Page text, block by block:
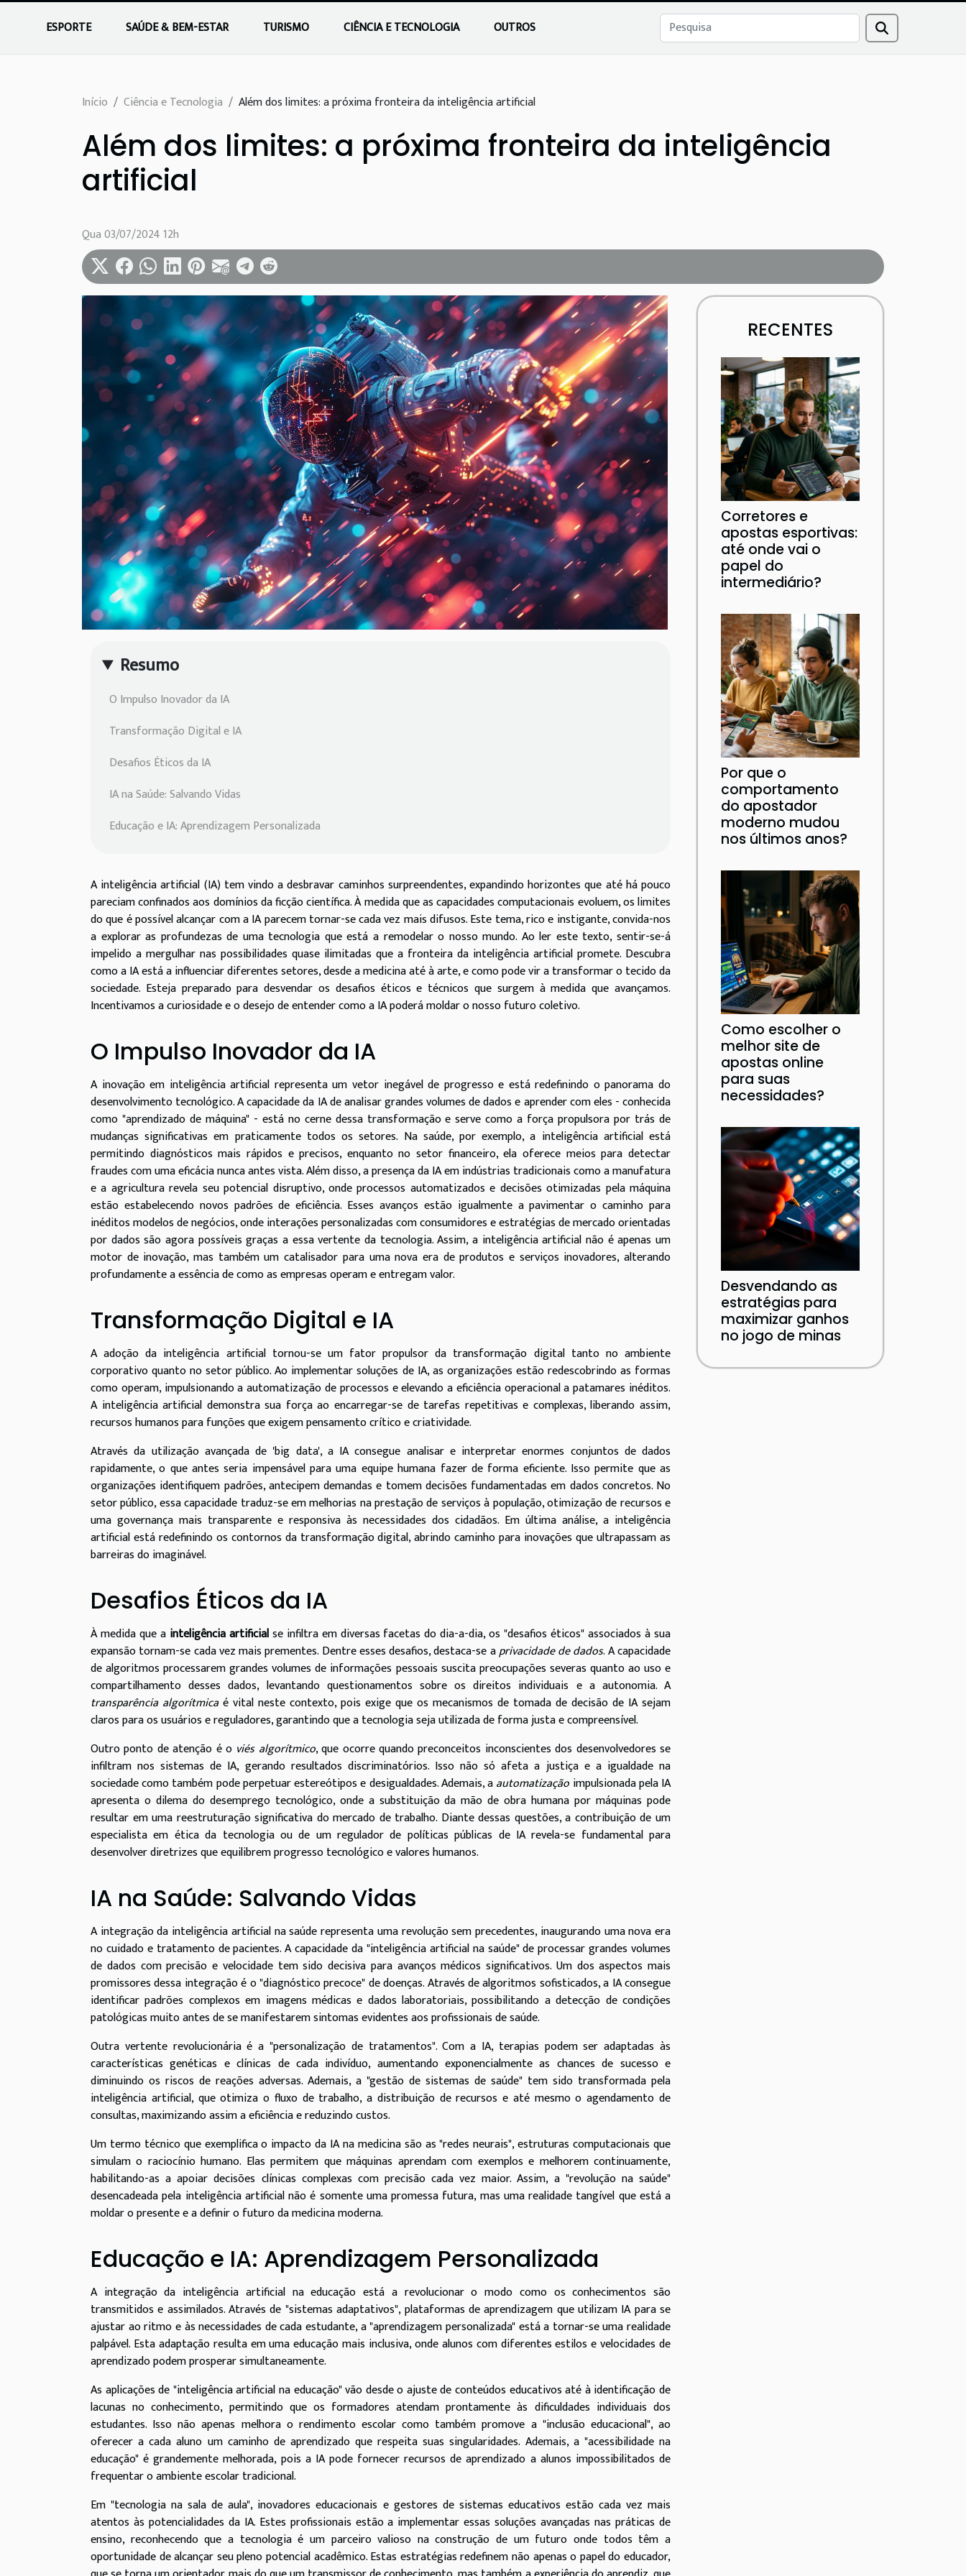
ESPORTE SAÚDE & BEM-ESTAR TURISMO CIÊNCIA E TECNOLOGIA OUTROS
Início Ciência e Tecnologia Além dos limites: a próxima fronteira da inteligência artificial
Além dos limites: a próxima fronteira da inteligência
artificial
Qua 03/07/2024 12h
Resumo
O Impulso Inovador da IA
Transformação Digital e IA
Desafios Éticos da IA
IA na Saúde: Salvando Vidas
Educação e IA: Aprendizagem Personalizada
A inteligência artificial (IA) tem vindo a desbravar caminhos surpreendentes, expandindo horizontes que até há pouco
pareciam confinados aos domínios da ficção científica. À medida que as capacidades computacionais evoluem, os limites
do que é possível alcançar com a IA parecem tornar-se cada vez mais difusos. Este tema, rico e instigante, convida-nos
a explorar as profundezas de uma tecnologia que está a remodelar o nosso mundo. Ao ler este texto, sentir-se-á
impelido a mergulhar nas possibilidades quase ilimitadas que a fronteira da inteligência artificial promete. Descubra
como a IA está a influenciar diferentes setores, desde a medicina até à arte, e como pode vir a transformar o tecido da
sociedade. Esteja preparado para desvendar os desafios éticos e técnicos que surgem à medida que avançamos.
Incentivamos a curiosidade e o desejo de entender como a IA poderá moldar o nosso futuro coletivo.
O Impulso Inovador da IA
A inovação em inteligência artificial representa um vetor inegável de progresso e está redefinindo o panorama do
desenvolvimento tecnológico. A capacidade da IA de analisar grandes volumes de dados e aprender com eles - conhecida
como "aprendizado de máquina" - está no cerne dessa transformação e serve como a força propulsora por trás de
mudanças significativas em praticamente todos os setores. Na saúde, por exemplo, a inteligência artificial está
permitindo diagnósticos mais rápidos e precisos, enquanto no setor financeiro, ela oferece meios para detectar
fraudes com uma eficácia nunca antes vista. Além disso, a presença da IA em indústrias tradicionais como a manufatura
e a agricultura revela seu potencial disruptivo, onde processos automatizados e decisões otimizadas pela máquina
estão estabelecendo novos padrões de eficiência. Esses avanços estão igualmente a pavimentar o caminho para
inéditos modelos de negócios, onde interações personalizadas com consumidores e estratégias de mercado orientadas
por dados são agora possíveis graças a essa vertente da tecnologia. Assim, a inteligência artificial não é apenas um
motor de inovação, mas também um catalisador para uma nova era de produtos e serviços inovadores, alterando
profundamente a essência de como as empresas operam e entregam valor.
Transformação Digital e IA
A adoção da inteligência artificial tornou-se um fator propulsor da transformação digital tanto no ambiente
corporativo quanto no setor público. Ao implementar soluções de IA, as organizações estão redescobrindo as formas
como operam, impulsionando a automatização de processos e elevando a eficiência operacional a patamares inéditos.
A inteligência artificial demonstra sua força ao encarregar-se de tarefas repetitivas e complexas, liberando assim,
recursos humanos para funções que exigem pensamento crítico e criatividade.
Através da utilização avançada de 'big data', a IA consegue analisar e interpretar enormes conjuntos de dados
rapidamente, o que antes seria impensável para uma equipe humana fazer de forma eficiente. Isso permite que as
organizações identifiquem padrões, antecipem demandas e tomem decisões fundamentadas em dados concretos. No
setor público, essa capacidade traduz-se em melhorias na prestação de serviços à população, otimização de recursos e
uma governança mais transparente e responsiva às necessidades dos cidadãos. Em última análise, a inteligência
artificial está redefinindo os contornos da transformação digital, abrindo caminho para inovações que ultrapassam as
barreiras do imaginável.
Desafios Éticos da IA
À medida que a inteligência artificialse infiltra em diversas facetas do dia-a-dia, os "desafios éticos" associados à sua
expansão tornam-se cada vez mais prementes. Dentre esses desafios, destaca-se aprivacidade de dados. A capacidade
de algoritmos processarem grandes volumes de informações pessoais suscita preocupações severas quanto ao uso e
compartilhamento desses dados, levantando questionamentos sobre os direitos individuais e a autonomia. A
transparência algorítmicaé vital neste contexto, pois exige que os mecanismos de tomada de decisão de IA sejam
claros para os usuários e reguladores, garantindo que a tecnologia seja utilizada de forma justa e compreensível.
Outro ponto de atenção é o viés algorítmico, que ocorre quando preconceitos inconscientes dos desenvolvedores se
infiltram nos sistemas de IA, gerando resultados discriminatórios. Isso não só afeta a justiça e a igualdade na
sociedade como também pode perpetuar estereótipos e desigualdades. Ademais, aautomatização impulsionada pela IA
apresenta o dilema do desemprego tecnológico, onde a substituição da mão de obra humana por máquinas pode
resultar em uma reestruturação significativa do mercado de trabalho. Diante dessas questões, a contribuição de um
especialista em ética da tecnologia ou de um regulador de políticas públicas de IA revela-se fundamental para
desenvolver diretrizes que equilibrem progresso tecnológico e valores humanos.
IA na Saúde: Salvando Vidas
A integração da inteligência artificial na saúde representa uma revolução sem precedentes, inaugurando uma nova era
no cuidado e tratamento de pacientes. A capacidade da "inteligência artificial na saúde" de processar grandes volumes
de dados com precisão e velocidade tem sido decisiva para avanços médicos significativos. Um dos aspectos mais
promissores dessa integração é o "diagnóstico precoce" de doenças. Através de algoritmos sofisticados, a IA consegue
identificar padrões complexos em imagens médicas e dados laboratoriais, possibilitando a detecção de condições
patológicas muito antes de se manifestarem sintomas evidentes aos profissionais de saúde.
Outra vertente revolucionária é a "personalização de tratamentos". Com a IA, terapias podem ser adaptadas às
características genéticas e clínicas de cada indivíduo, aumentando exponencialmente as chances de sucesso e
diminuindo os riscos de reações adversas. Ademais, a "gestão de sistemas de saúde" tem sido transformada pela
inteligência artificial, que otimiza o fluxo de trabalho, a distribuição de recursos e até mesmo o agendamento de
consultas, maximizando assim a eficiência e reduzindo custos.
Um termo técnico que exemplifica o impacto da IA na medicina são as "redes neurais", estruturas computacionais que
simulam o raciocínio humano. Elas permitem que máquinas aprendam com exemplos e melhorem continuamente,
habilitando-as a apoiar decisões clínicas complexas com precisão cada vez maior. Assim, a "revolução na saúde"
desencadeada pela inteligência artificial não é somente uma promessa futura, mas uma realidade tangível que está a
moldar o presente e a definir o futuro da medicina moderna.
Educação e IA: Aprendizagem Personalizada
A integração da inteligência artificial na educação está a revolucionar o modo como os conhecimentos são
transmitidos e assimilados. Através de "sistemas adaptativos", plataformas de aprendizagem que utilizam IA para se
ajustar ao ritmo e às necessidades de cada estudante, a "aprendizagem personalizada" está a tornar-se uma realidade
palpável. Esta adaptação resulta em uma educação mais inclusiva, onde alunos com diferentes estilos e velocidades de
aprendizado podem prosperar simultaneamente.
As aplicações de "inteligência artificial na educação" vão desde o ajuste de conteúdos educativos até à identificação de
lacunas no conhecimento, permitindo que os formadores atendam prontamente às dificuldades individuais dos
estudantes. Isso não apenas melhora o rendimento escolar como também promove a "inclusão educacional", ao
oferecer a cada aluno um caminho de aprendizado que respeita suas singularidades. Ademais, a "acessibilidade na
educação" é grandemente melhorada, pois a IA pode fornecer recursos de aprendizado a alunos impossibilitados de
frequentar o ambiente escolar tradicional.
Em "tecnologia na sala de aula", inovadores educacionais e gestores de sistemas educativos estão cada vez mais
atentos às potencialidades da IA. Estes profissionais estão a implementar essas soluções avançadas nas práticas de
ensino, reconhecendo que a tecnologia é um parceiro valioso na construção de um futuro onde todos têm a
oportunidade de alcançar seu pleno potencial acadêmico. Estas estratégias redefinem não apenas o papel do educador,
RECENTES
Corretores e
apostas esportivas:
até onde vai o
papel do
intermediário?
Por que o
comportamento
do apostador
moderno mudou
nos últimos anos?
Como escolher o
melhor site de
apostas online
para suas
necessidades?
Desvendando as
estratégias para
maximizar ganhos
no jogo de minas